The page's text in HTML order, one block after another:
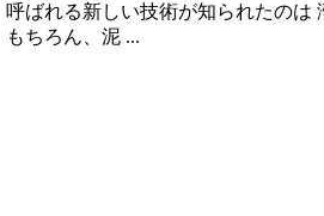
呼ばれる新しい技術が知られたの
ちろん、泥 ...